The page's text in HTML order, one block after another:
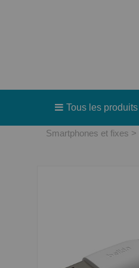
Tous les produits
Smartphones et fixes